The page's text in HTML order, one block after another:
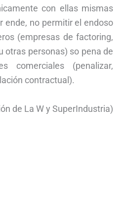
con ellas mismas
ende, no permitir el endoso
(empresas de factoring,
otras personas) so pena de
comerciales (penalizar,
contractual).
de La W y SuperIndustria)